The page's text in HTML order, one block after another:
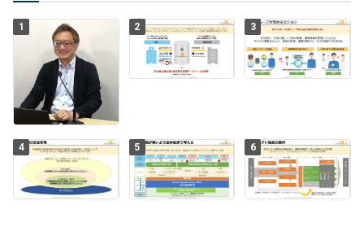
1 2 3
4 5 6